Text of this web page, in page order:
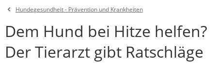
Hundegesundheit - Prävention und Krankheiten
Dem Hund bei Hitze helfen?
Der Tierarzt gibt Ratschläge